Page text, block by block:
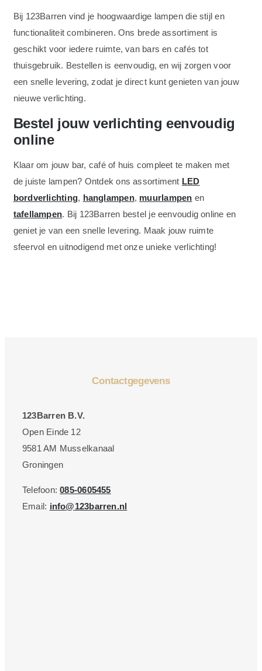
Bij 123Barren vind je hoogwaardige lampen die stijl en
functionaliteit combineren. Ons brede assortiment is
geschikt voor iedere ruimte, van bars en cafés tot
thuisgebruik. Bestellen is eenvoudig, en wij zorgen voor
een snelle levering, zodat je direct kunt genieten van jouw
nieuwe verlichting.
Bestel jouw verlichting eenvoudig
online
Klaar om jouw bar, café of huis compleet te maken met
de juiste lampen? Ontdek ons assortiment LED
bordverlichting, hanglampen, muurlampen en
tafellampen. Bij 123Barren bestel je eenvoudig online en
geniet je van een snelle levering. Maak jouw ruimte
sfeervol en uitnodigend met onze unieke verlichting!
Contactgegevens
123Barren B.V.
Open Einde 12
9581 AM Musselkanaal
Groningen
Telefoon:085-0605455
Email: info@123barren.nl